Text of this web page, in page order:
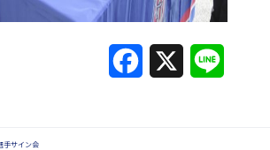
手サイン会